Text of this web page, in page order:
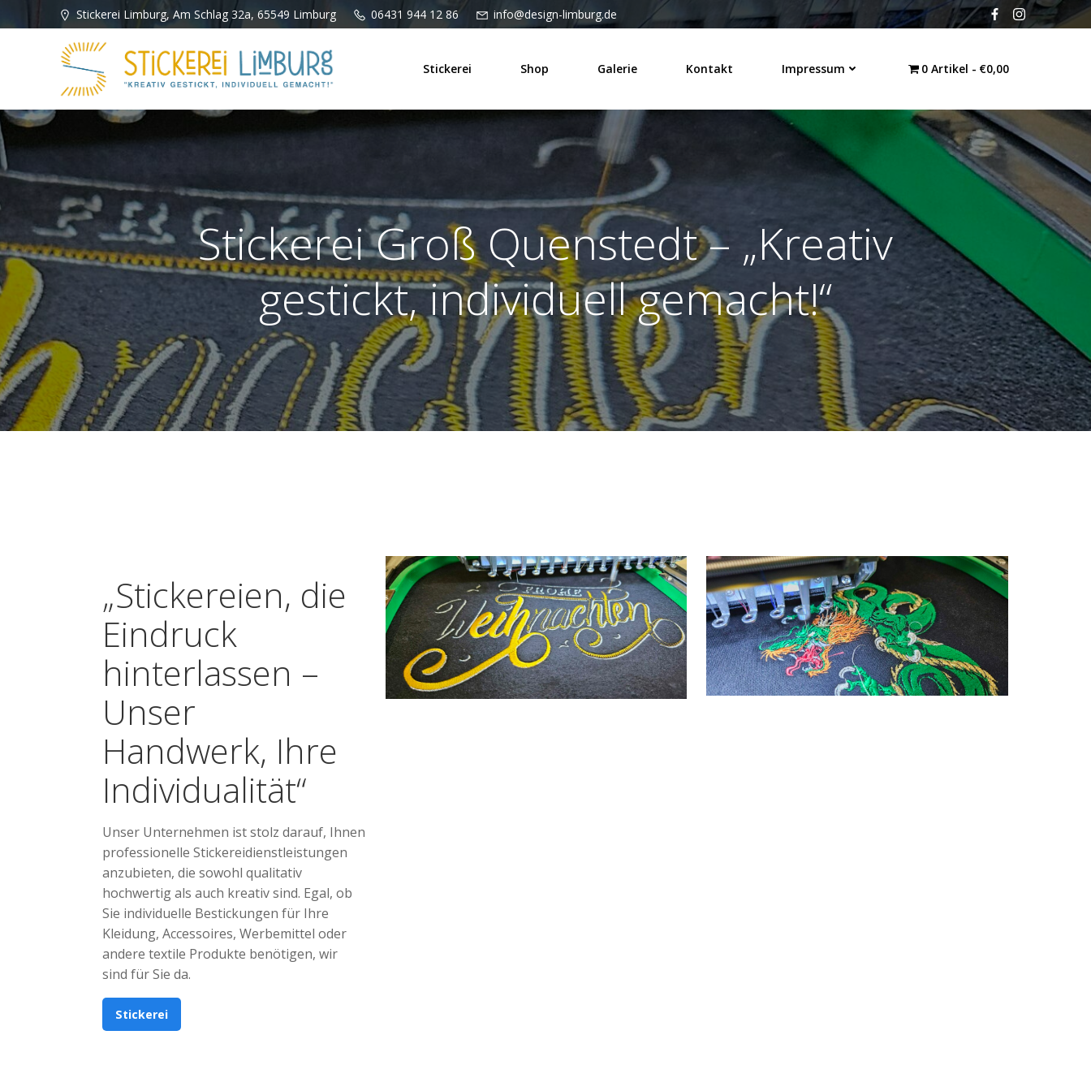
Inhalt
Stickerei Limburg, Am Schlag 32a, 65549 Limburg 06431 944 12 86 info@design-limburg.de
Stickerei Shop Galerie Kontakt Impressum 0 Artikel €0,00
Stickerei Groß Quenstedt – „Kreativ
gestickt, individuell gemacht!“
„Stickereien, die
Eindruck
hinterlassen –
Unser
Handwerk, Ihre
Individualität“
Unser Unternehmen ist stolz darauf, Ihnen
professionelle Stickereidienstleistungen
anzubieten, die sowohl qualitativ
hochwertig als auch kreativ sind. Egal, ob
Sie individuelle Bestickungen für Ihre
Kleidung, Accessoires, Werbemittel oder
andere textile Produkte benötigen, wir
sind für Sie da.
Stickerei